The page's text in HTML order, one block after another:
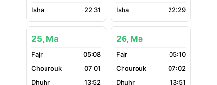
22:31
22:29
25, Ma
05:08
07:01
13:52
26, Me
05:10
07:02
13:51